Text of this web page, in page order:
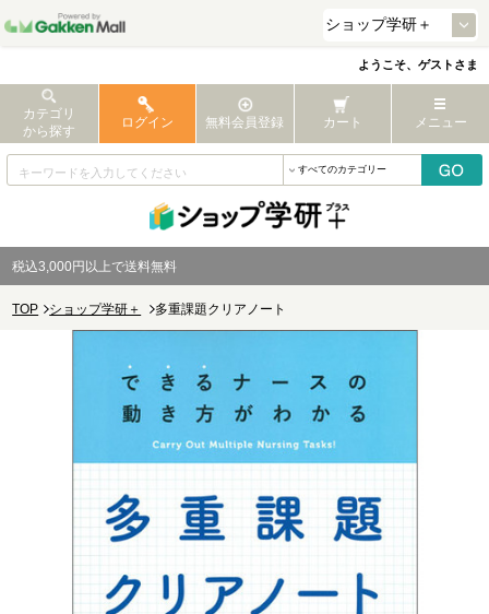
ようこそ、ゲストさま
カテゴリ
から探す
ログイン 無料会員登録 カート メニュー
税込3,000円以上で送料無料
TOP ショップ学研＋ 多重課題クリアノート